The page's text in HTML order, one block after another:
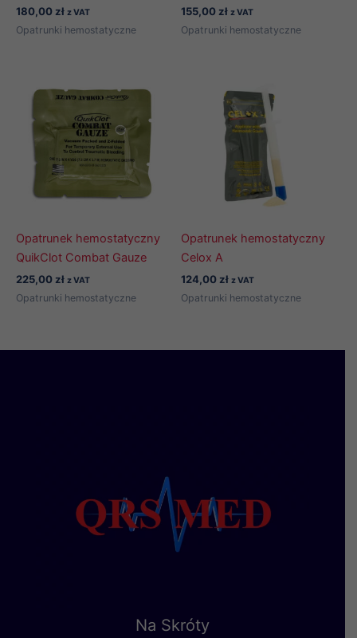
180,00 zł z VAT
Opatrunki hemostatyczne
155,00 zł z VAT
Opatrunki hemostatyczne
Opatrunek hemostatyczny
QuikClot Combat Gauze
225,00 zł z VAT
Opatrunki hemostatyczne
Opatrunek hemostatyczny
Celox A
124,00 zł z VAT
Opatrunki hemostatyczne
Na Skróty